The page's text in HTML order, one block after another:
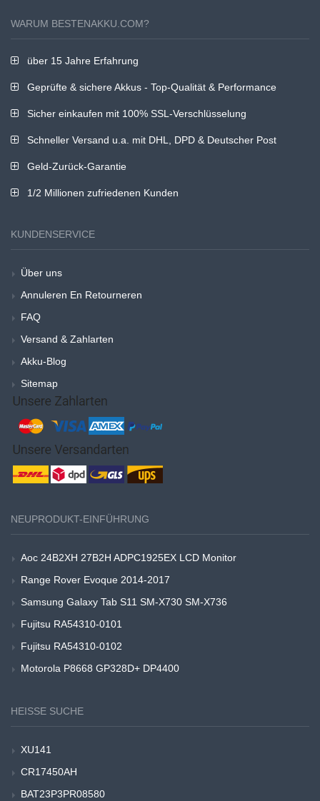
WARUM BESTENAKKU.COM?
über 15 Jahre Erfahrung
Geprüfte & sichere Akkus - Top-Qualität & Performance
Sicher einkaufen mit 100% SSL-Verschlüsselung
Schneller Versand u.a. mit DHL, DPD & Deutscher Post
Geld-Zurück-Garantie
1/2 Millionen zufriedenen Kunden
KUNDENSERVICE
Über uns
Annuleren En Retourneren
FAQ
Versand & Zahlarten
Akku-Blog
Sitemap
NEUPRODUKT-EINFÜHRUNG
Aoc 24B2XH 27B2H ADPC1925EX LCD Monitor
Range Rover Evoque 2014-2017
Samsung Galaxy Tab S11 SM-X730 SM-X736
Fujitsu RA54310-0101
Fujitsu RA54310-0102
Motorola P8668 GP328D+ DP4400
HEISSE SUCHE
XU141
CR17450AH
BAT23P3PR08580